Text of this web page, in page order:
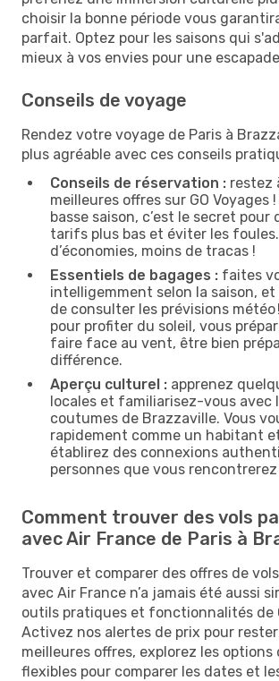
choisir la bonne période vous
parfait. Optez pour les saisons qui
mieux à vos envies pour une
Conseils de voyage
Rendez votre voyage de Paris à
plus agréable avec ces conseils
Conseils de réservation : restez
meilleures offres sur GO Voyages
basse saison, c’est le secret pour
tarifs plus bas et éviter les
d’économies, moins de tracas !
Essentiels de bagages : faites
intelligemment selon la saison, et
de consulter les prévisions météo
pour profiter du soleil, vous
faire face au vent, être bien
différence.
Aperçu culturel : apprenez
locales et familiarisez-vous avec
coutumes de Brazzaville. Vous
rapidement comme un habitant
établirez des connexions
personnes que vous rencontrerez
Comment trouver des vols
avec Air France de Paris à
Trouver et comparer des offres de
avec Air France n’a jamais été aussi
outils pratiques et fonctionnalités de
Activez nos alertes de prix pour
meilleures offres, explorez les options
flexibles pour comparer les dates et